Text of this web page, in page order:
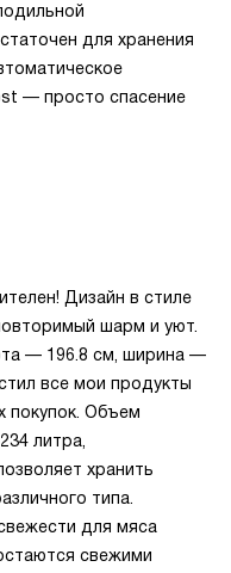
для хранения
— просто спасение
Дизайн в стиле
шарм и уют.
— 196.8 см, ширина —
все мои продукты
покупок. Объем
литра,
хранить
типа.
для мяса
свежими